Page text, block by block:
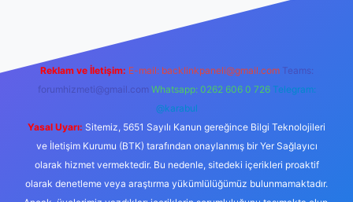
Reklam ve İletişim: E-mail: backlinkpaneli@gmail.com Teams:
forumhizmeti@gmail.com Whatsapp: 0262 606 0 726 Telegram:
@karabul
Yasal Uyarı: Sitemiz, 5651 Sayılı Kanun gereğince Bilgi Teknolojileri
ve İletişim Kurumu (BTK) tarafından onaylanmış bir Yer Sağlayıcı
olarak hizmet vermektedir. Bu nedenle, sitedeki içerikleri proaktif
olarak denetleme veya araştırma yükümlülüğümüz bulunmamaktadır.